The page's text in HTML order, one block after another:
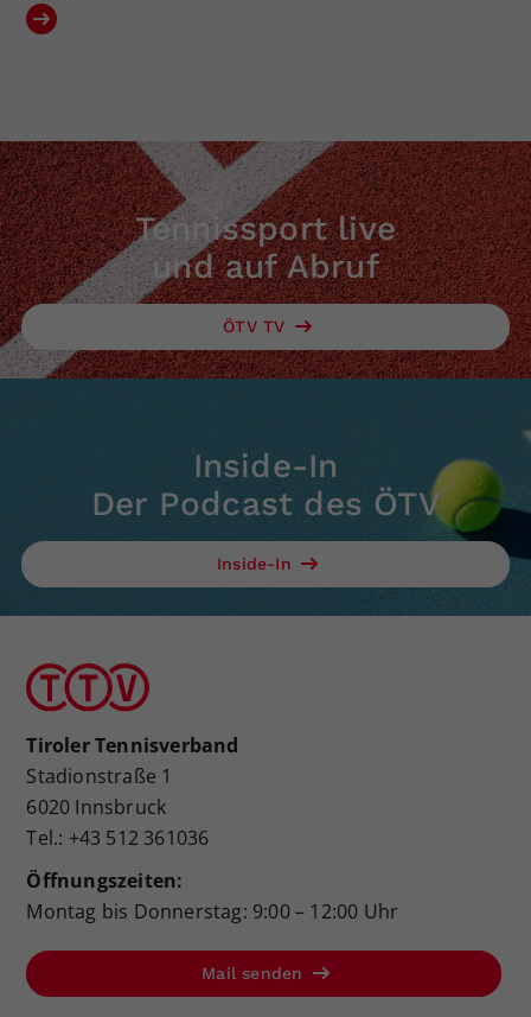
Tennissport live
und auf Abruf
ÖTV TV
Inside-In
Der Podcast des ÖTV
Inside-In
Tiroler Tennisverband
Stadionstraße 1
6020 Innsbruck
Tel.: +43 512 361036
Öffnungszeiten:
Montag bis Donnerstag: 9:00 – 12:00 Uhr
Mail senden